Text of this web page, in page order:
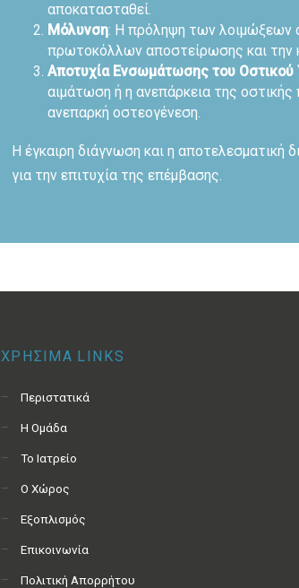
αποκατασταθεί.
Μόλυνση: Η πρόληψη των λοιμώξεων
πρωτοκόλλων αποστείρωσης και την
Αποτυχία Ενσωμάτωσης του Οστικού
αιμάτωση ή η ανεπάρκεια της
ανεπαρκή οστεογένεση.
Η έγκαιρη διάγνωση και η αποτελεσματική
για την επιτυχία της επέμβασης.
ΧΡΗΣΙΜΑ LINKS
Περιστατικά
Η Ομάδα
Το Ιατρείο
Ο Χώρος
Εξοπλισμός
Επικοινωνία
Πολιτική Απορρήτου